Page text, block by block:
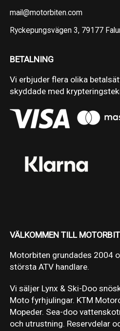
mail@motorbiten.com
Ryckepungsvägen 3, 79177
BETALNING
Vi erbjuder flera olika
skyddade med
VÄLKOMMEN TILL
Motorbiten grundades 2004
största ATV handlare.
Vi säljer Lynx & Ski-Doo
Moto fyrhjulingar. KTM
Mopeder. Sea-doo
och utrustning. Reservdelar